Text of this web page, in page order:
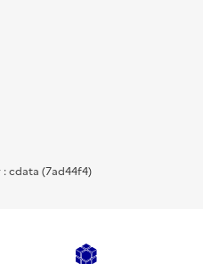
cdata (7ad44f4)